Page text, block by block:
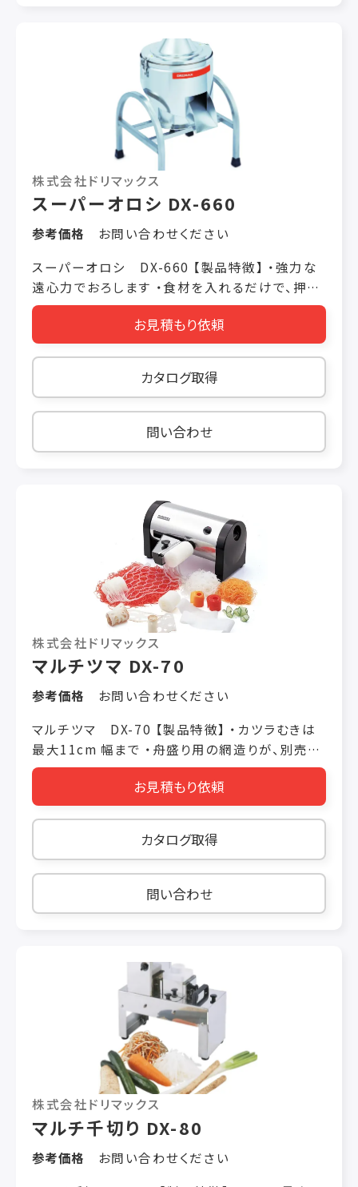
株式会社ドリマックス
スーパーオロシ DX-660
参考価格
お問い合わせください
スーパーオロシ DX-660 【製品特徴】 ・強力な
遠心力でおろします ・食材を入れるだけで、押す
必要全く無し ・生姜、にんにく、わさび等も、簡単
￥880,000 機械寸法 W500 × L500 ×
H780（mm） 投入口 80mm ※特注可 電動機 三
相200V 1500W 重量 40kg 使用時間 連続 処理
能力 毎時100 〜300kg オプション オロシドラム
（極細・細・中・粗・鬼オロシ用） オロシドラムを交
換するだけで様々なオロシができます
お見積もり依頼
カタログ取得
問い合わせ
株式会社ドリマックス
マルチツマ DX-70
参考価格
お問い合わせください
マルチツマ DX-70 【製品特徴】 ・カツラむきは
最大11cm 幅まで ・舟盛り用の網造りが、別売り
アタッチメントでラクラク ・グッドデザイン賞受賞
の洗練されたデザイン 【製品仕様】 価格 税抜き
￥98,000 機械寸法 W380 × L310 ×
H210（mm） 定格消費電力 100/110W
50/60Hz 重量 7.6kg 使用時間 20 分 処理能力
大根6本/5 分 ※クシ刃1.2mm 使用時 カット厚
み 0.7mm 厚固定 （幅はお好みのクシ刃で変更
可能） オプション 網造りアタッチメント 税抜き
50mm など特注も可 税抜き各￥6,000
お見積もり依頼
カタログ取得
問い合わせ
株式会社ドリマックス
マルチ千切り DX-80
参考価格
お問い合わせください